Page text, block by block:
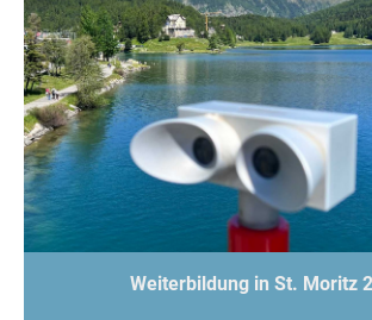
Weiterbildung in St. Moritz